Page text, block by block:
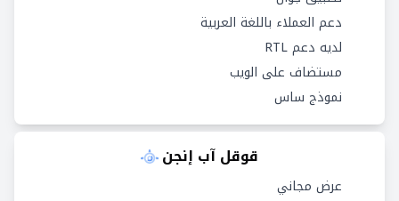
دعم العملاء باللغة العربية
لديه دعم RTL
مستضاف على الويب
نموذج ساس
قوقل آب إنجن
عرض مجاني